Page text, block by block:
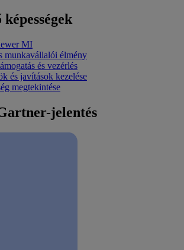
MI
munkavállalói élmény
és vezérlés
és javítások kezelése
megtekintése
jelentés